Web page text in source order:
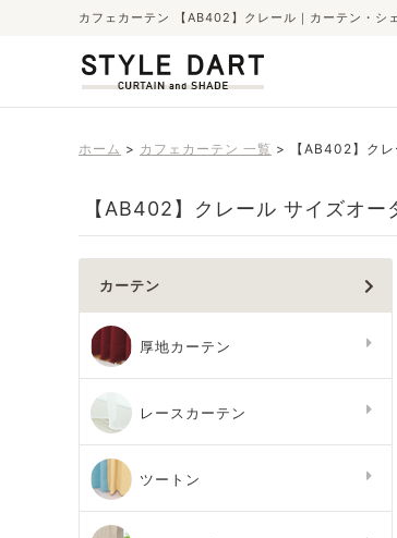
カフェカーテン 【AB402】クレール｜カーテン・シ
ホーム カフェカーテン 一覧 【AB402】ク
【AB402】クレール サイズオー
カーテン
厚地カーテン
レースカーテン
ツートン